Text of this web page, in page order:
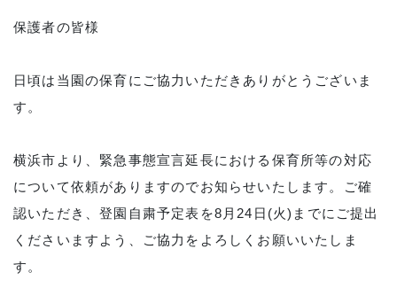
保護者の皆様
日頃は当園の保育にご協力いただきありがとうございま
す。
横浜市より、緊急事態宣言延長における保育所等の対応
について依頼がありますのでお知らせいたします。ご確
認いただき、登園自粛予定表を8月24日(火)までにご提出
くださいますよう、ご協力をよろしくお願いいたしま
す。